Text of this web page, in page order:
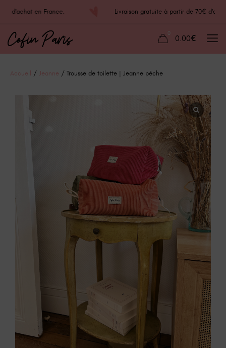
d'achat en France. Livraison gratuite à partir de 70€
0
0.00€
Accueil / Jeanne / Trousse de toilette | Jeanne pêche